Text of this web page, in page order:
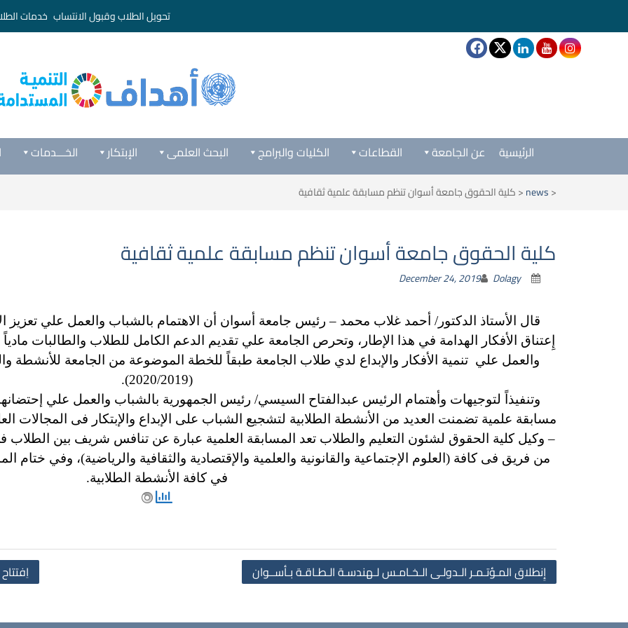
تحويل الطلاب وقبول الانتساب خدمات
الخـــدمات الإبتكار البحث العلمى الكليات والبرامج القطاعات عن الجامعة الرئيسية
<
news
<كلية الحقوق جامعة أسوان تنظم مسابقة علمية ثقافية
كلية الحقوق جامعة أسوان تنظم مسابقة علمية ثقافية
December 24, 2019 Dolagy
قال الأستاذ الدكتور/ أحمد غلاب محمد – رئيس جامعة أسوان أن الاهتمام بالشباب والعمل علي تعزيز
إِعتناق الأفكار الهدامة في هذا الإطار، وتحرص الجامعة علي تقديم الدعم الكامل للطلاب والطالبات
والعمل علي تنمية الأفكار والإبداع لدي طلاب الجامعة طبقاً للخطة الموضوعة من الجامعة للأنشطة
(2020/2019).
وتنفيذاً لتوجيهات وأهتمام الرئيس عبدالفتاح السيسي/ رئيس الجمهورية بالشباب والعمل علي
مسابقة علمية تضمنت العديد من الأنشطة الطلابية لتشجيع الشباب على الإبداع والإبتكار فى المجالات
– وكيل كلية الحقوق لشئون التعليم والطلاب تعد المسابقة العلمية عبارة عن تنافس شريف بين الطلاب
من فريق فى كافة (العلوم الإجتماعية والقانونية والعلمية والإقتصادية والثقافية والرياضية)، وفي ختام
في كافة الأنشطة الطلابية.
إِنطلاق المـؤتـمـر الـدولـى الـخـامـس لـهندسـة الـطـاقـة بـأســوان